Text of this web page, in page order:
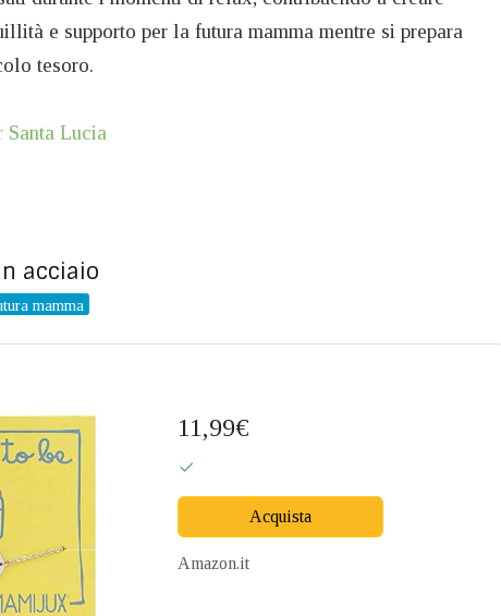
e supporto per la futura mamma mentre si prepara
tesoro.
Santa Lucia
acciaio
mamma
11,99€
Acquista
Amazon.it